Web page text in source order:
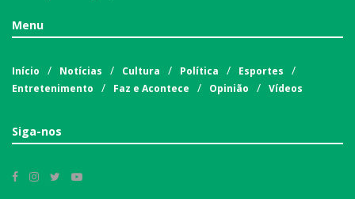
Menu
Início Notícias Cultura Política
Esportes
Entretenimento
Faz e Acontece Opinião Vídeos
Siga-nos